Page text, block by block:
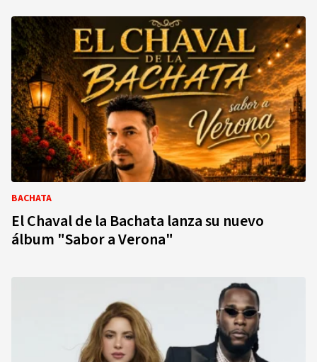
BACHATA
El Chaval de la Bachata lanza su nuevo
álbum "Sabor a Verona"